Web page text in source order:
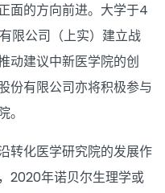
面的方向前进。大学于4
限公司（上实）建立战
动建议中新医学院的创
份有限公司亦将积极参与
转化医学研究院的发展作
2020年诺贝尔生理学或